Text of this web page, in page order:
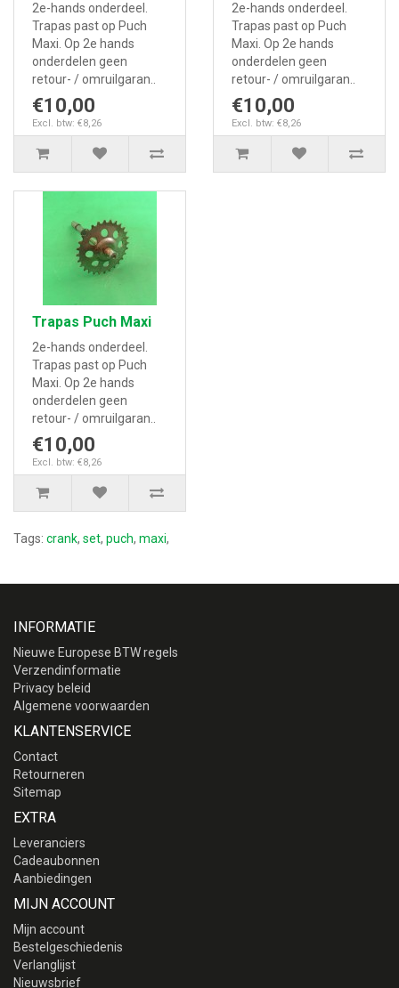
2e-hands onderdeel.
Trapas past op Puch
Maxi. Op 2e hands
onderdelen geen
retour- / omruilgaran..
€10,00
Excl. btw: €8,26
2e-hands onderdeel.
Trapas past op Puch
Maxi. Op 2e hands
onderdelen geen
retour- / omruilgaran..
€10,00
Excl. btw: €8,26
Trapas Puch Maxi
2e-hands onderdeel.
Trapas past op Puch
Maxi. Op 2e hands
onderdelen geen
retour- / omruilgaran..
€10,00
Excl. btw: €8,26
Tags: crank, set, puch, maxi,
INFORMATIE
Nieuwe Europese BTW regels
Verzendinformatie
Privacy beleid
Algemene voorwaarden
KLANTENSERVICE
Contact
Retourneren
Sitemap
EXTRA
Leveranciers
Cadeaubonnen
Aanbiedingen
MIJN ACCOUNT
Mijn account
Bestelgeschiedenis
Verlanglijst
Nieuwsbrief